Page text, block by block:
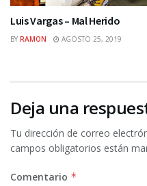
Luis Vargas – Mal Herido
BY RAMON AGOSTO 25, 2019
Deja una
Tu dirección de correo
campos obligatorios están
Comentario *